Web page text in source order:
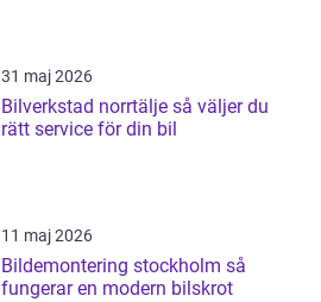
31 maj 2026
Bilverkstad norrtälje så väljer du
rätt service för din bil
11 maj 2026
Bildemontering stockholm så
fungerar en modern bilskrot